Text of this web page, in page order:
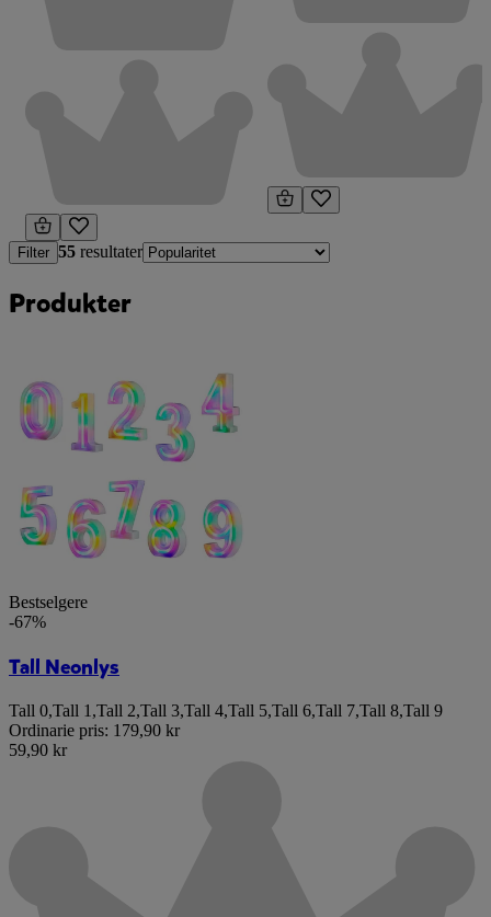
Filter 55 resultater
Produkter
Bestselgere
-67%
Tall Neonlys
Tall 0,Tall 1 ,Tall 2,Tall 3,Tall 4,Tall 5,Tall 6,Tall 7,Tall 8,Tall 9
Ordinarie pris: 179,90 kr
59,90 kr